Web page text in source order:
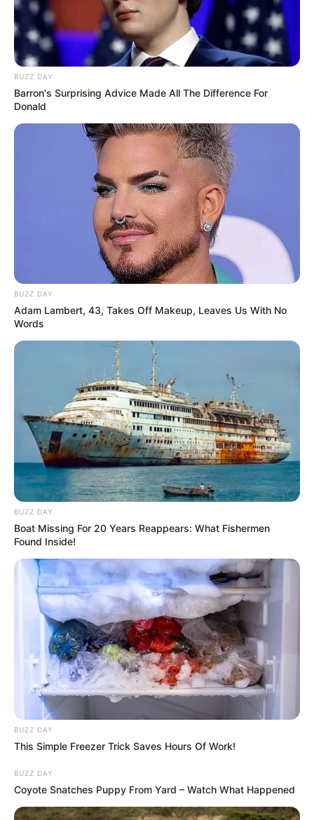
BUZZ DAY
Barron's Surprising Advice Made All The Difference For
Donald
BUZZ DAY
Adam Lambert, 43, Takes Off Makeup, Leaves Us With No
Words
BUZZ DAY
Boat Missing For 20 Years Reappears: What Fishermen
Found Inside!
BUZZ DAY
This Simple Freezer Trick Saves Hours Of Work!
BUZZ DAY
Coyote Snatches Puppy From Yard – Watch What Happened